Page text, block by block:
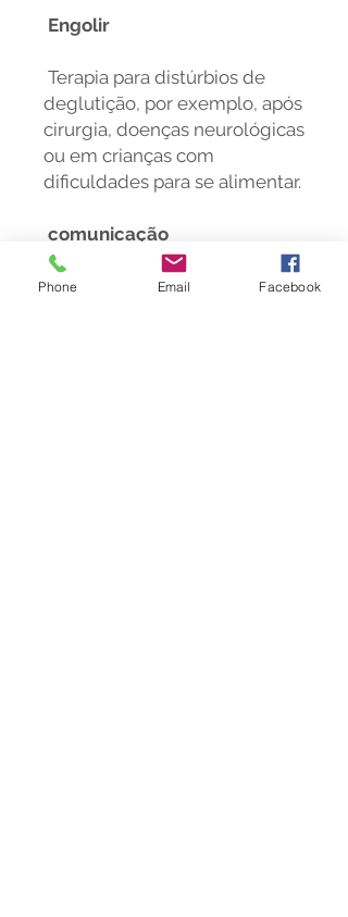
Engolir
Terapia para distúrbios de
deglutição, por exemplo, após
cirurgia, doenças neurológicas
ou em crianças com
dificuldades para se alimentar.
comunicação
Comunicação aumentativa e
Phone Email Facebook